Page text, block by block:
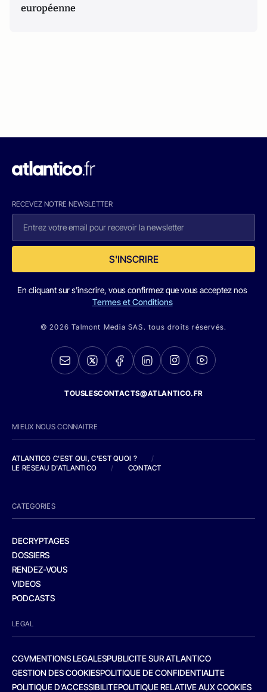
européenne
RECEVEZ NOTRE NEWSLETTER
S'INSCRIRE
En cliquant sur s'inscrire, vous confirmez que vous acceptez nos
Termes et Conditions
© 2026 Talmont Media SAS. tous droits réservés.
TOUSLESCONTACTS@ATLANTICO.FR
MIEUX NOUS CONNAITRE
ATLANTICO C'EST QUI, C'EST QUOI ?
/
LE RESEAU D'ATLANTICO
/ CONTACT
CATEGORIES
DECRYPTAGES
DOSSIERS
RENDEZ-VOUS
VIDEOS
PODCASTS
LEGAL
CGVMENTIONS LEGALESPUBLICITE SUR ATLANTICO
GESTION DES COOKIESPOLITIQUE DE CONFIDENTIALITE
POLITIQUE D’ACCESSIBILITEPOLITIQUE RELATIVE AUX COOKIES